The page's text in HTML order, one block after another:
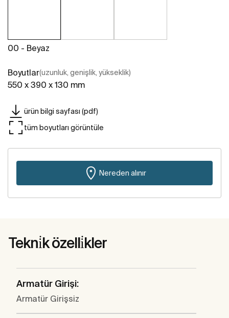
00 - Beyaz
Boyutlar(uzunluk, genişlik, yükseklik)
550 x 390 x 130 mm
ürün bilgi sayfası (pdf)
tüm boyutları görüntüle
Nereden alınır
Tekni̇k özelli̇kler
Armatür Girişi:
Armatür Girişsiz